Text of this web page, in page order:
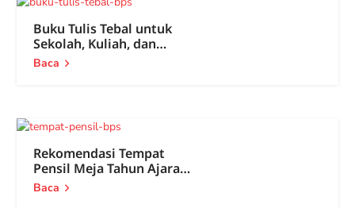
Buku Tulis Tebal untuk
Sekolah, Kuliah, dan
Kantor
Baca
Rekomendasi Tempat
Pensil Meja Tahun Ajaran
Baru
Baca